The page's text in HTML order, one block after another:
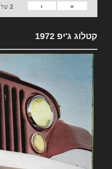
«
‹
2של
קטלוג ג'יפ 1972